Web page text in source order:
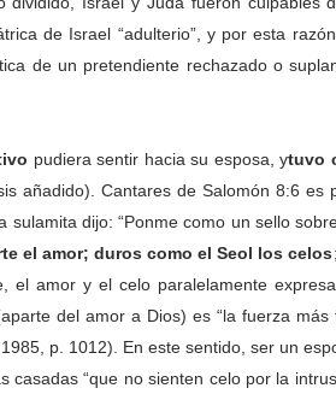
de Israel “adulterio”, y por esta
de un pretendiente rechazado o
pudiera sentir hacia su esposa, ytuvo
añadido). Cantares de Salomón 8:6 es
dijo: “Ponme como un sello
el amor; duros como el Seol los celos
el amor y el celo paralelamente
del amor a Dios) es “la fuerza más
p. 1012). En este sentido, ser un
casadas “que no sienten celo por la